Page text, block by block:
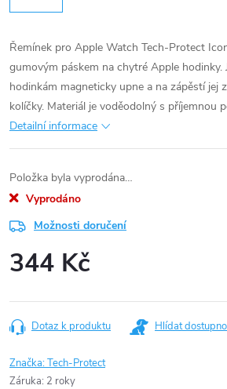
Řemínek pro Apple Watch Tech-Protect
gumovým páskem na chytré Apple hodinky.
hodinkám magneticky upne a na zápěstí jej
kolíčky. Materiál je voděodolný s příjemnou
Detailní informace
Položka byla vyprodána…
Vyprodáno
Možnosti doručení
344 Kč
cena:
Dotaz k produktu Hlídat
Značka:Tech-Protect
Záruka: 2 roky